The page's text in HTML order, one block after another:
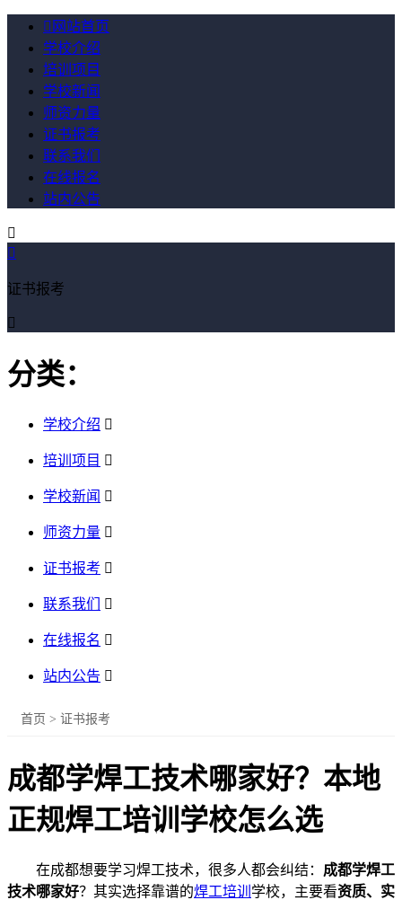
 网站首页
学校介绍
培训项目
学校新闻
师资力量
证书报考
联系我们
在线报名
站内公告


证书报考

分类：
学校介绍 
培训项目 
学校新闻 
师资力量 
证书报考 
联系我们 
在线报名 
站内公告 
首页 > 证书报考
成都学焊工技术哪家好？本地
正规焊工培训学校怎么选
在成都想要学习焊工技术，很多人都会纠结： 成都学焊工
技术哪家好？其实选择靠谱的焊工培训 学校，主要看资质、实